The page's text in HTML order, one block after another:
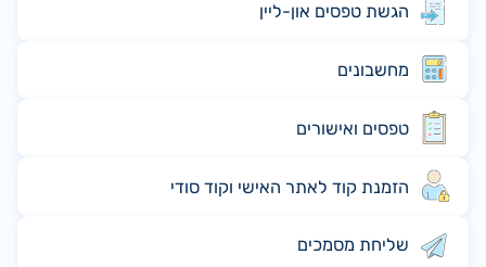
הגשת טפסים און-ליין
מחשבונים
טפסים ואישורים
הזמנת קוד לאתר האישי וקוד סודי
שליחת מסמכים